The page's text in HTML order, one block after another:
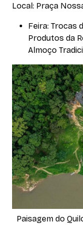
Local: Praça
Feira: Trocas
Produtos da
Almoço
Paisagem do